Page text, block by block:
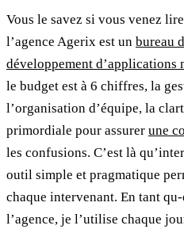
Vous le savez si vous venez
l’agence Agerix est un bureau
développement d’applications
le budget est à 6 chiffres, la
l’organisation d’équipe, la
primordiale pour assurer une
les confusions. C’est là
outil simple et pragmatique
chaque intervenant. En tant
l’agence, je l’utilise chaque